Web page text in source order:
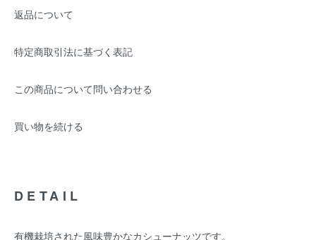
返品について
特定商取引法に基づく表記
この商品について問い合わせる
買い物を続ける
DETAIL
有機栽培された風味豊かなカシューナッツです。